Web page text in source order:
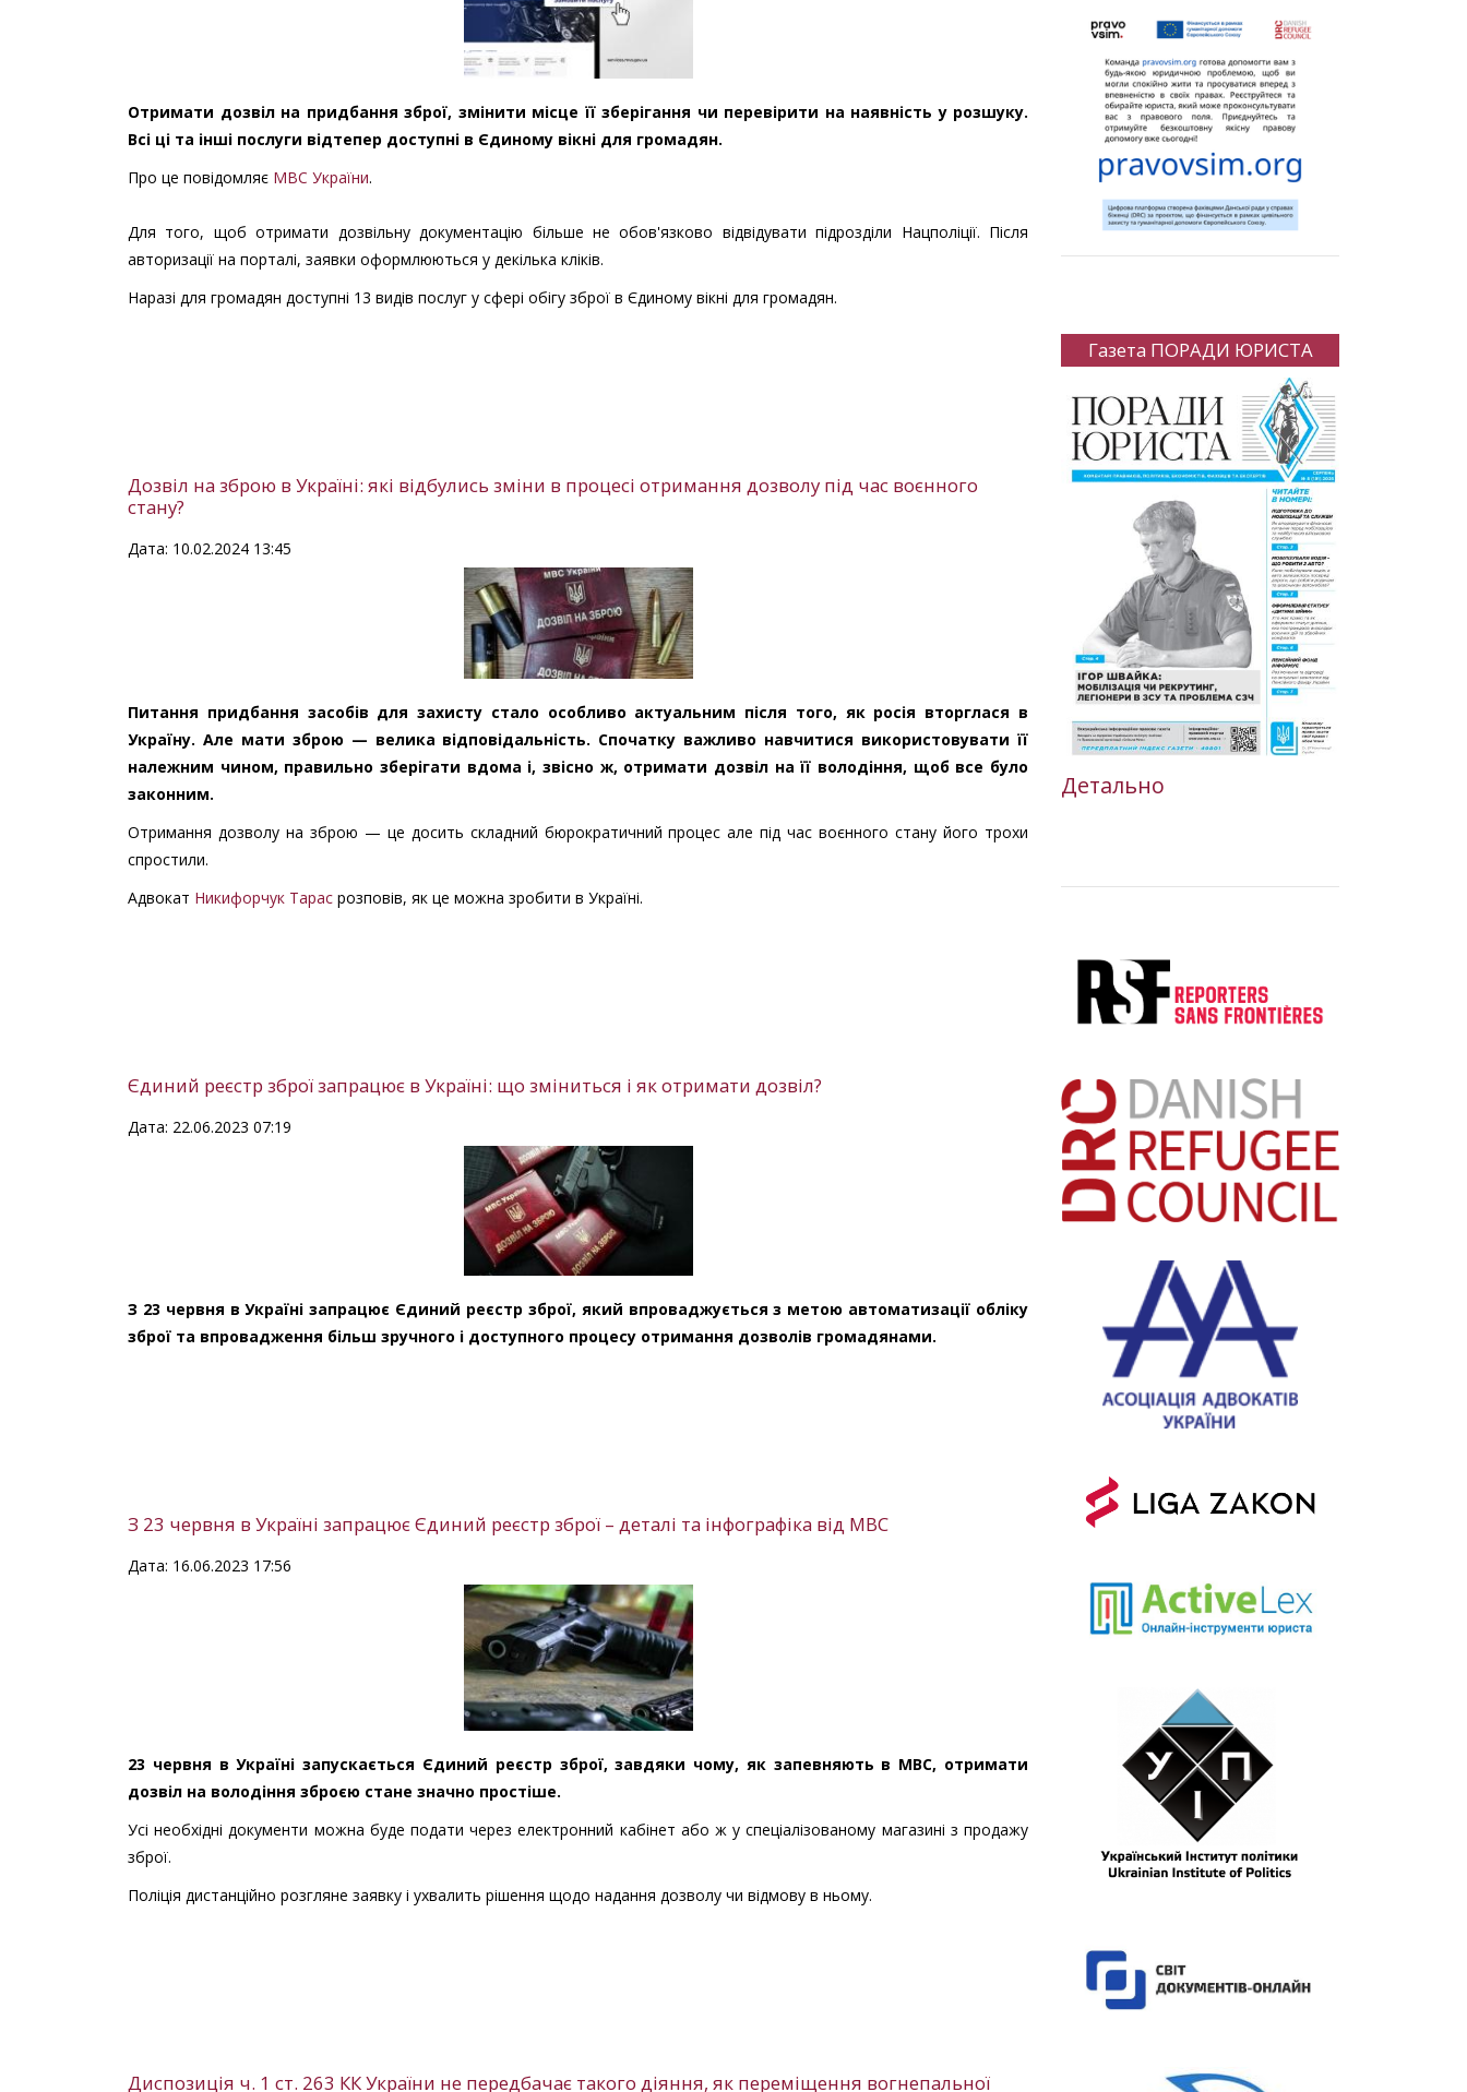
Отримати дозвіл на придбання зброї, змінити місце її зберігання чи перевірити на наявність у розшуку.
Всі ці та інші послуги відтепер доступні в Єдиному вікні для громадян.
Про це повідомляє МВС України.
Для того, щоб отримати дозвільну документацію більше не обов'язково відвідувати підрозділи Нацполіції. Після
авторизації на порталі, заявки оформлюються у декілька кліків.
Наразі для громадян доступні 13 видів послуг у сфері обігу зброї в Єдиному вікні для громадян.
Дозвіл на зброю в Україні: які відбулись зміни в процесі отримання дозволу під час воєнного
стану?
Дата: 10.02.2024 13:45
Питання придбання засобів для захисту стало особливо актуальним після того, як росія вторглася в
Україну. Але мати зброю — велика відповідальність. Спочатку важливо навчитися використовувати її
належним чином, правильно зберігати вдома і, звісно ж, отримати дозвіл на її володіння, щоб все було
законним.
Отримання дозволу на зброю — це досить складний бюрократичний процес але під час воєнного стану його трохи
спростили.
Адвокат Никифорчук Тарас розповів, як це можна зробити в Україні.
Єдиний реєстр зброї запрацює в Україні: що зміниться і як отримати дозвіл?
Дата: 22.06.2023 07:19
З 23 червня в Україні запрацює Єдиний реєстр зброї, який впроваджується з метою автоматизації обліку
зброї та впровадження більш зручного і доступного процесу отримання дозволів громадянами.
З 23 червня в Україні запрацює Єдиний реєстр зброї – деталі та інфографіка від МВС
Дата: 16.06.2023 17:56
23 червня в Україні запускається Єдиний реєстр зброї, завдяки чому, як запевняють в МВС, отримати
дозвіл на володіння зброєю стане значно простіше.
Усі необхідні документи можна буде подати через електронний кабінет або ж у спеціалізованому магазині з продажу
зброї.
Поліція дистанційно розгляне заявку і ухвалить рішення щодо надання дозволу чи відмову в ньому.
Диспозиція ч. 1 ст. 263 КК України не передбачає такого діяння, як переміщення вогнепальної
Газета ПОРАДИ ЮРИСТА
Детально